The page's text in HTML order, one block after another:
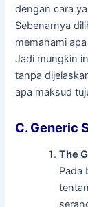
dengan cara
Sebenarnya
memahami
Jadi mungkin
tanpa
apa maksud
C. Generic
The
Pada